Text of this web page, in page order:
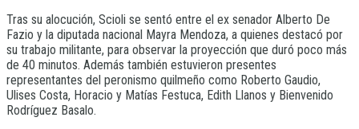
Tras su alocución, Scioli se sentó entre el ex senador Alberto De
Fazio y la diputada nacional Mayra Mendoza, a quienes destacó por
su trabajo militante, para observar la proyección que duró poco más
de 40 minutos. Además también estuvieron presentes
representantes del peronismo quilmeño como Roberto Gaudio,
Ulises Costa, Horacio y Matías Festuca, Edith Llanos y Bienvenido
Rodríguez Basalo.